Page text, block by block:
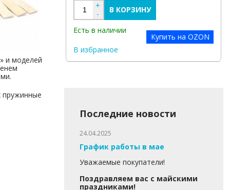
и моделей
пружинные
-
+ В КОРЗИНУ
Есть в наличии
В избранное
Купить на OZON
Последние новости
24.04.2025
График работы в мае
Уважаемые покупатели!
Поздравляем вас с майскими
праздниками!